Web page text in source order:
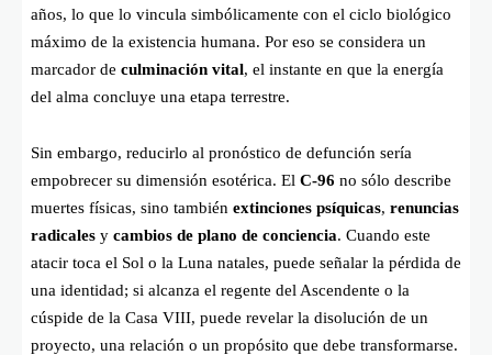
años, lo que lo vincula simbólicamente con el ciclo biológico
máximo de la existencia humana. Por eso se considera un
marcador de culminación vital, el instante en que la energía
del alma concluye una etapa terrestre.
Sin embargo, reducirlo al pronóstico de defunción sería
empobrecer su dimensión esotérica. El C-96 no sólo describe
muertes físicas, sino también extinciones psíquicas, renuncias
radicales y cambios de plano de conciencia. Cuando este
atacir toca el Sol o la Luna natales, puede señalar la pérdida de
una identidad; si alcanza el regente del Ascendente o la
cúspide de la Casa VIII, puede revelar la disolución de un
proyecto, una relación o un propósito que debe transformarse.